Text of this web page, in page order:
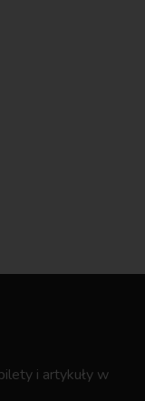
i artykuły w